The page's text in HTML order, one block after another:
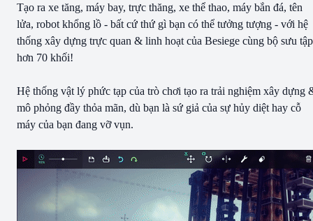
Tạo ra xe tăng, máy bay, trực thăng, xe thể thao, máy bắn đá, tên
lửa, robot khổng lồ - bất cứ thứ gì bạn có thể tưởng tượng - với hệ
thống xây dựng trực quan & linh hoạt của Besiege cùng bộ sưu tập
hơn 70 khối!
Hệ thống vật lý phức tạp của trò chơi tạo ra trải nghiệm xây dựng
mô phỏng đầy thỏa mãn, dù bạn là sứ giả của sự hủy diệt hay cỗ
máy của bạn đang vỡ vụn.